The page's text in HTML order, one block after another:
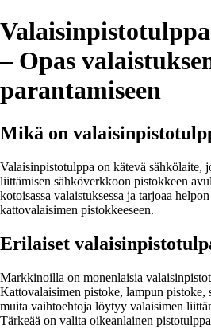
– Opas
parantamiseen
Mikä on
Valaisinpistotulppa on kätevä sähkölaite,
liittämisen sähköverkkoon pistokkeen
kotoisassa valaistuksessa ja tarjoaa
kattovalaisimen pistokkeeseen.
Erilaiset
Markkinoilla on monenlaisia
Kattovalaisimen pistoke, lampun pistoke,
muita vaihtoehtoja löytyy valaisimen
Tärkeää on valita oikeanlainen